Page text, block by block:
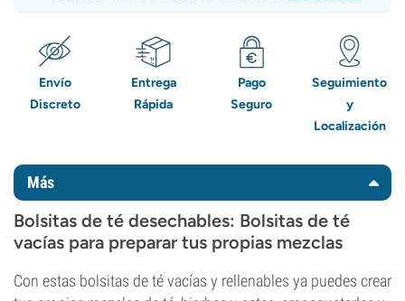
Envío
Discreto
Entrega
Rápida
Pago
Seguro
Seguimiento
y
Localización
Más
Bolsitas de té desechables: Bolsitas de té
vacías para preparar tus propias mezclas
Con estas bolsitas de té vacías y rellenables ya puedes crear